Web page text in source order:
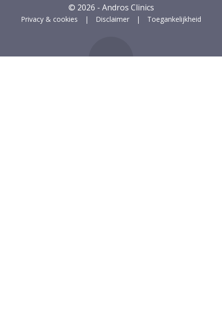
© 2026 - Andros Clinics
Privacy & cookies Disclaimer Toegankelijkheid
naar boven